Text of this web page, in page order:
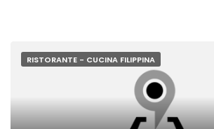
RISTORANTE - CUCINA FILIPPINA